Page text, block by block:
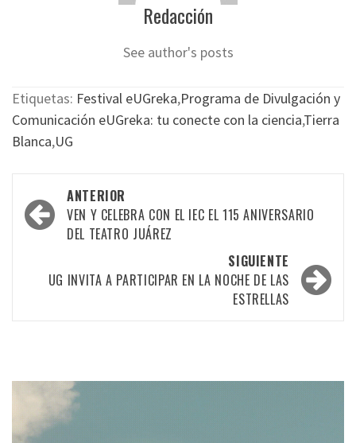
Redacción
See author's posts
Etiquetas: Festival eUGreka,Programa de Divulgación y
Comunicación eUGreka: tu conecte con la ciencia,Tierra
Blanca,UG
Navegación
por
entradas
ANTERIOR
VEN Y CELEBRA CON EL IEC EL 115 ANIVERSARIO
DEL TEATRO JUÁREZ
SIGUIENTE
UG INVITA A PARTICIPAR EN LA NOCHE DE LAS
ESTRELLAS